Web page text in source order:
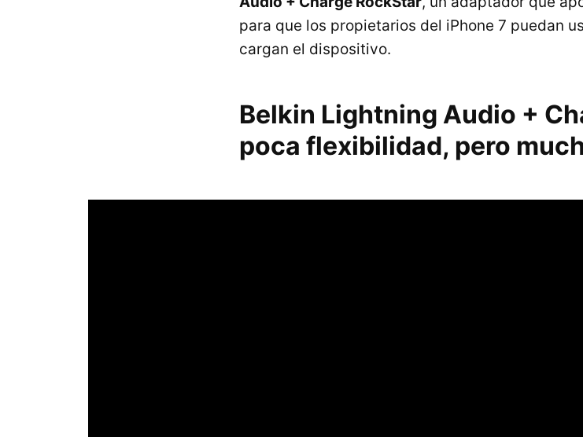
para que los propietarios del iPhone 7 puedan
cargan el dispositivo.
Belkin Lightning Audio +
poca flexibilidad, pero